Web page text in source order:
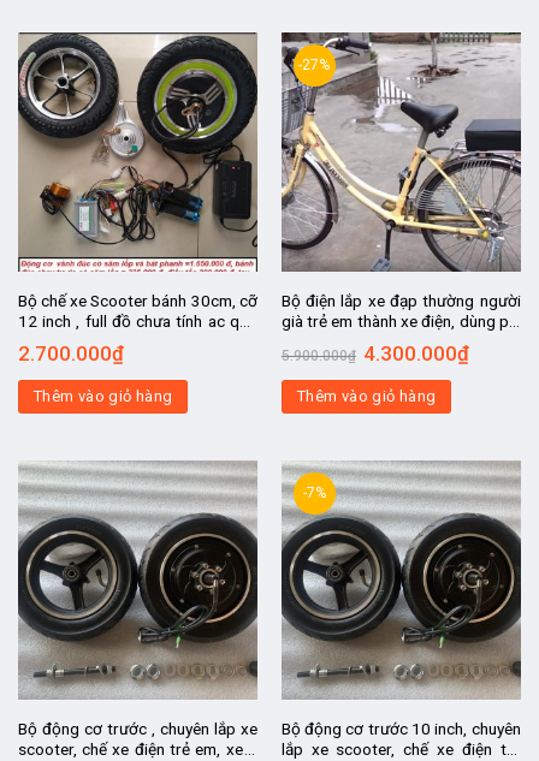
Bộ chế xe Scooter bánh 30cm, cỡ
12 inch , full đồ chưa tính ac quy,
chế xe lăn điện nguời khuyết tật,
chế xe ba bánh
2.700.000₫
Thêm vào giỏ hàng
-27%
Bộ điện lắp xe đạp thường người
già trẻ em thành xe điện, dùng pin
để sau baga , tốc độ 25-30km.h,
đi xa 40-45km 1 lần sạc
5.900.000₫ 4.300.000₫
Thêm vào giỏ hàng
Bộ động cơ trước , chuyên lắp xe
scooter, chế xe điện trẻ em, xe 3
-7%
Bộ động cơ trước 10 inch, chuyên
lắp xe scooter, chế xe điện trẻ